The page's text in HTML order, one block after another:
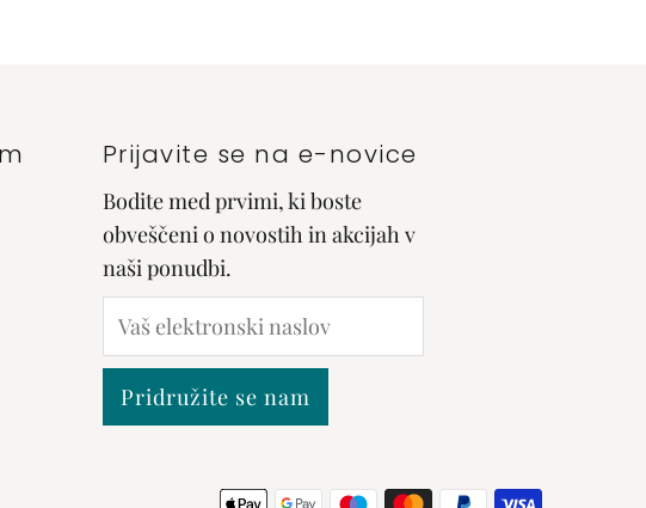
Prijavite se na e-novice
Bodite med prvimi, ki boste
obveščeni o novostih in akcijah v
naši ponudbi.
Vaš